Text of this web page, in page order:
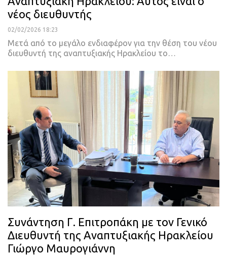
νέος διευθυντής
02/02/2026 18:23
Μετά από το μεγάλο ενδιαφέρον για την θέση του νέου
διευθυντή της αναπτυξιακής Ηρακλείου το…
Συνάντηση Γ. Επιτροπάκη με τον Γενικό
Διευθυντή της Αναπτυξιακής Ηρακλείου
Γιώργο Μαυρογιάννη